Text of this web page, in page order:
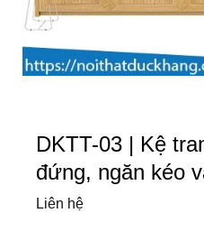
DKTT-03 | Kệ
đứng, ngăn kéo
Liên hệ